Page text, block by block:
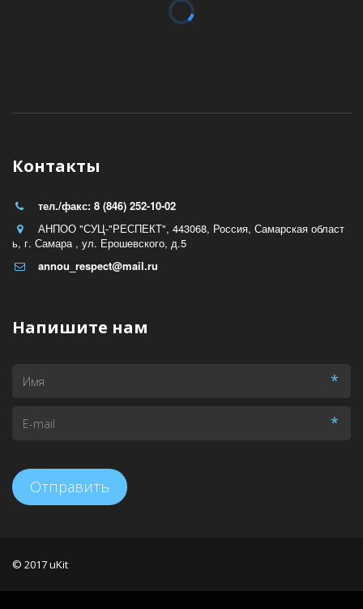
Контакты
тел./факс: 8 (846) 252-10-02
АНПОО "СУЦ-"РЕСПЕКТ", 443068, Россия, Самарская област
ь, г. Самара , ул. Ерошевского, д.5
annou_respect@mail.ru
Напишите нам
*
*
Отправить
© 2017uKit